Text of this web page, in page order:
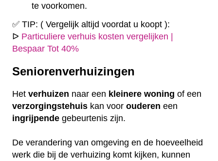
te voorkomen.
✅ TIP: ( Vergelijk altijd voordat u koopt ):
ᐅ Particuliere verhuis kosten vergelijken |
Bespaar Tot 40%
Seniorenverhuizingen
Het verhuizen naar een kleinere woning of een
verzorgingstehuis kan voor ouderen een
ingrijpende gebeurtenis zijn.
De verandering van omgeving en de hoeveelheid
werk die bij de verhuizing komt kijken, kunnen